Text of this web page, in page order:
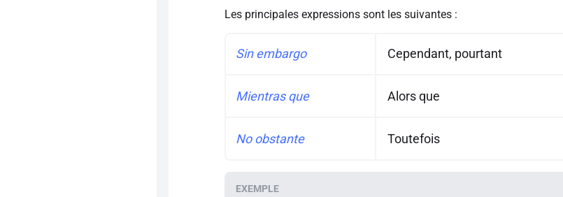
Les principales expressions sont les suivantes :
Sin embargo Cependant, pourtant
Mientras que Alors que
No obstante Toutefois